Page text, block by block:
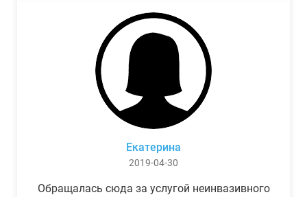
Екатерина
2019-04-30
Обращалась сюда за услугой неинвазивного